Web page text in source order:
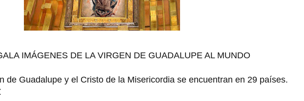
IMÁGENES DE LA VIRGEN DE GUADALUPE AL MUNDO
de Guadalupe y el Cristo de la Misericordia se encuentran en 29 países.